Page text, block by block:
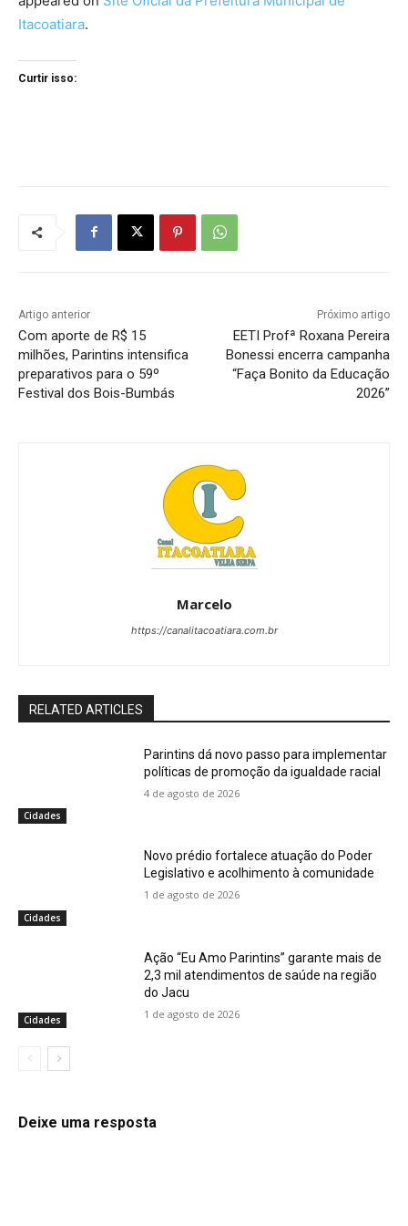
Itacoatiara.
Curtir isso:
Artigo anterior
Com aporte de R$ 15
milhões, Parintins intensifica
preparativos para o 59º
Festival dos Bois-Bumbás
Próximo artigo
EETI Profª Roxana Pereira
Bonessi encerra campanha
“Faça Bonito da Educação
2026”
Marcelo
https://canalitacoatiara.com.br
RELATED ARTICLES
Cidades
Parintins dá novo passo para implementar
políticas de promoção da igualdade racial
4 de agosto de 2026
Cidades
Novo prédio fortalece atuação do Poder
Legislativo e acolhimento à comunidade
1 de agosto de 2026
Cidades
Ação “Eu Amo Parintins” garante mais de
2,3 mil atendimentos de saúde na região
do Jacu
1 de agosto de 2026
Deixe uma resposta